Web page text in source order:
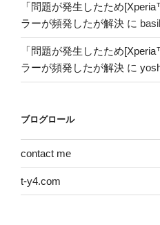
「問題が発生したため
ラーが頻発したが解決 に
「問題が発生したため
ラーが頻発したが解決 に
ブログロール
contact me
t-y4.com